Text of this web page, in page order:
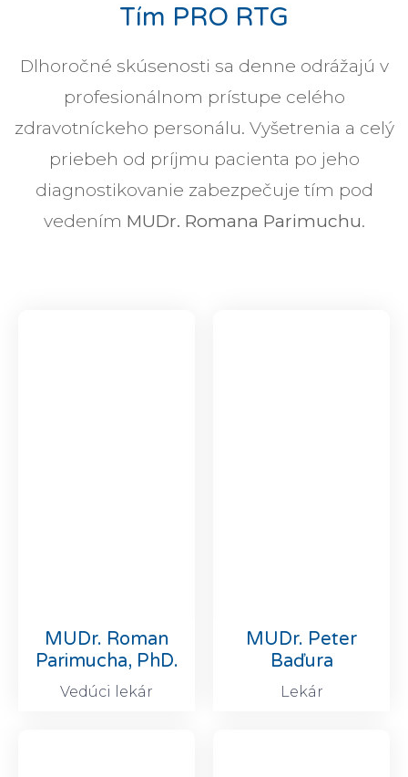
Tím PRO RTG
Dlhoročné skúsenosti sa denne odrážajú v
profesionálnom prístupe celého
zdravotníckeho personálu. Vyšetrenia a celý
priebeh od príjmu pacienta po jeho
diagnostikovanie zabezpečuje tím pod
vedením MUDr. Romana Parimuchu.
MUDr. Roman
Parimucha, PhD.
Vedúci lekár
MUDr. Peter
Baďura
Lekár